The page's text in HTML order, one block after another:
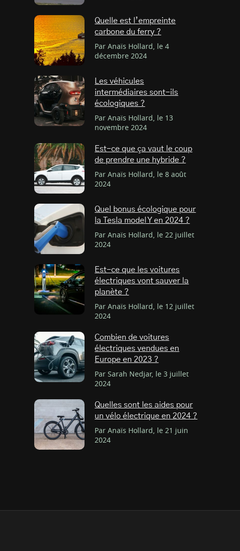
Quelle est l’empreinte
carbone du ferry ?
Par Anaïs Hollard, le 4
décembre 2024
Les véhicules
intermédiaires sont-ils
écologiques ?
Par Anaïs Hollard, le 13
novembre 2024
Est-ce que ça vaut le coup
de prendre une hybride ?
Par Anaïs Hollard, le 8 août
2024
Quel bonus écologique pour
la Tesla model Y en 2024 ?
Par Anaïs Hollard, le 22 juillet
2024
Est-ce que les voitures
électriques vont sauver la
planète ?
Par Anaïs Hollard, le 12 juillet
2024
Combien de voitures
électriques vendues en
Europe en 2023 ?
Par Sarah Nedjar, le 3 juillet
2024
Quelles sont les aides pour
un vélo électrique en 2024 ?
Par Anaïs Hollard, le 21 juin
2024